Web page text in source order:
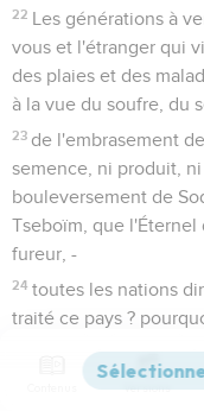
22 Les générations à
vous et l'étranger qui
des plaies et des
à la vue du soufre, du
23 de l'embrasement
semence, ni produit,
bouleversement de
Tseboïm, que l'Éternel
fureur, -
24 toutes les nations
traité ce pays ?
Et l'on répondra :
l'alliance contractée
Versions